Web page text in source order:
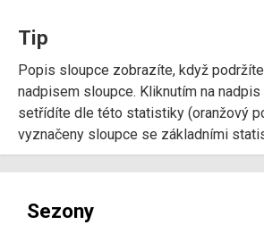
Tip
Popis sloupce zobrazíte, když
nadpisem sloupce. Kliknutím na
setřídíte dle této statistiky (oranžový
vyznačeny sloupce se základními
Sezony